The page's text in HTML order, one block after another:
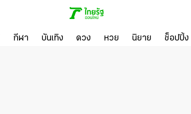
กีฬา บันเทิง ดวง หวย นิยาย ช็อปปิ้ง